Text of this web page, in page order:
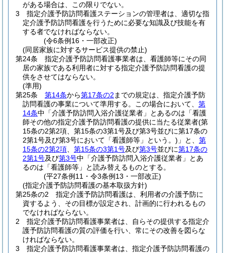
がある場合は、この限りでない。
3
指定介護予防訪問看護ステーションの管理者は、適切な指
定介護予防訪問看護を行うために必要な知識及び技能を有
する者でなければならない。
(令6条例16・一部改正)
(同居家族に対するサービス提供の禁止)
第24条
指定介護予防訪問看護事業者は、看護師等にその同
居の家族である利用者に対する指定介護予防訪問看護の提
供をさせてはならない。
(準用)
第25条
第14条から第17条の2 までの規定は、指定介護予防
訪問看護の事業について準用する。
この場合において、 第
14条中「介護予防訪問入浴介護従業者」とあるのは「看護
師その他の指定介護予防訪問看護の提供に当たる従業者(第
15条の2第2項、第15条の3第1号及び第3号並びに第17条の
2第1号及び第3号において「看護師等」という。) 」と、 第
15条の2第2項
第15条の3第1号及び第3号並びに第17条の
2第1号及び第3号中「介護予防訪問入浴介護従業者」とあ
るのは「看護師等」と読み替えるものとする。
(平27条例11・令3条例13・一部改正)
(指定介護予防訪問看護の基本取扱方針)
第25条の2
指定介護予防訪問看護は、利用者の介護予防に
資するよう、その目標が設定され、計画的に行われるもの
でなければならない。
2
指定介護予防訪問看護事業者は、自らその提供する指定介
護予防訪問看護の質の評価を行い、常にその改善を図らな
ければならない。
3
指定介護予防訪問看護事業者は、指定介護予防訪問看護の